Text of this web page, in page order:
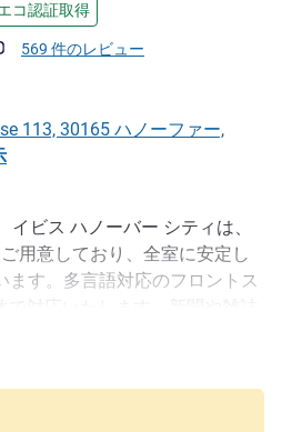
コ認証取得
ビュー アコーホテルズ)
569 件のレビュー
113, 30165 ハノーファー,
ビス ハノーバー シティは、
用意しており、全室に安定し
ます。多言語対応のフロントス
クのサービスも 24 時間ご利用
は安全な駐車場があり、ロビー
ただけます。当ホテルからのサ
、午前 6:30 から 10:00（週末